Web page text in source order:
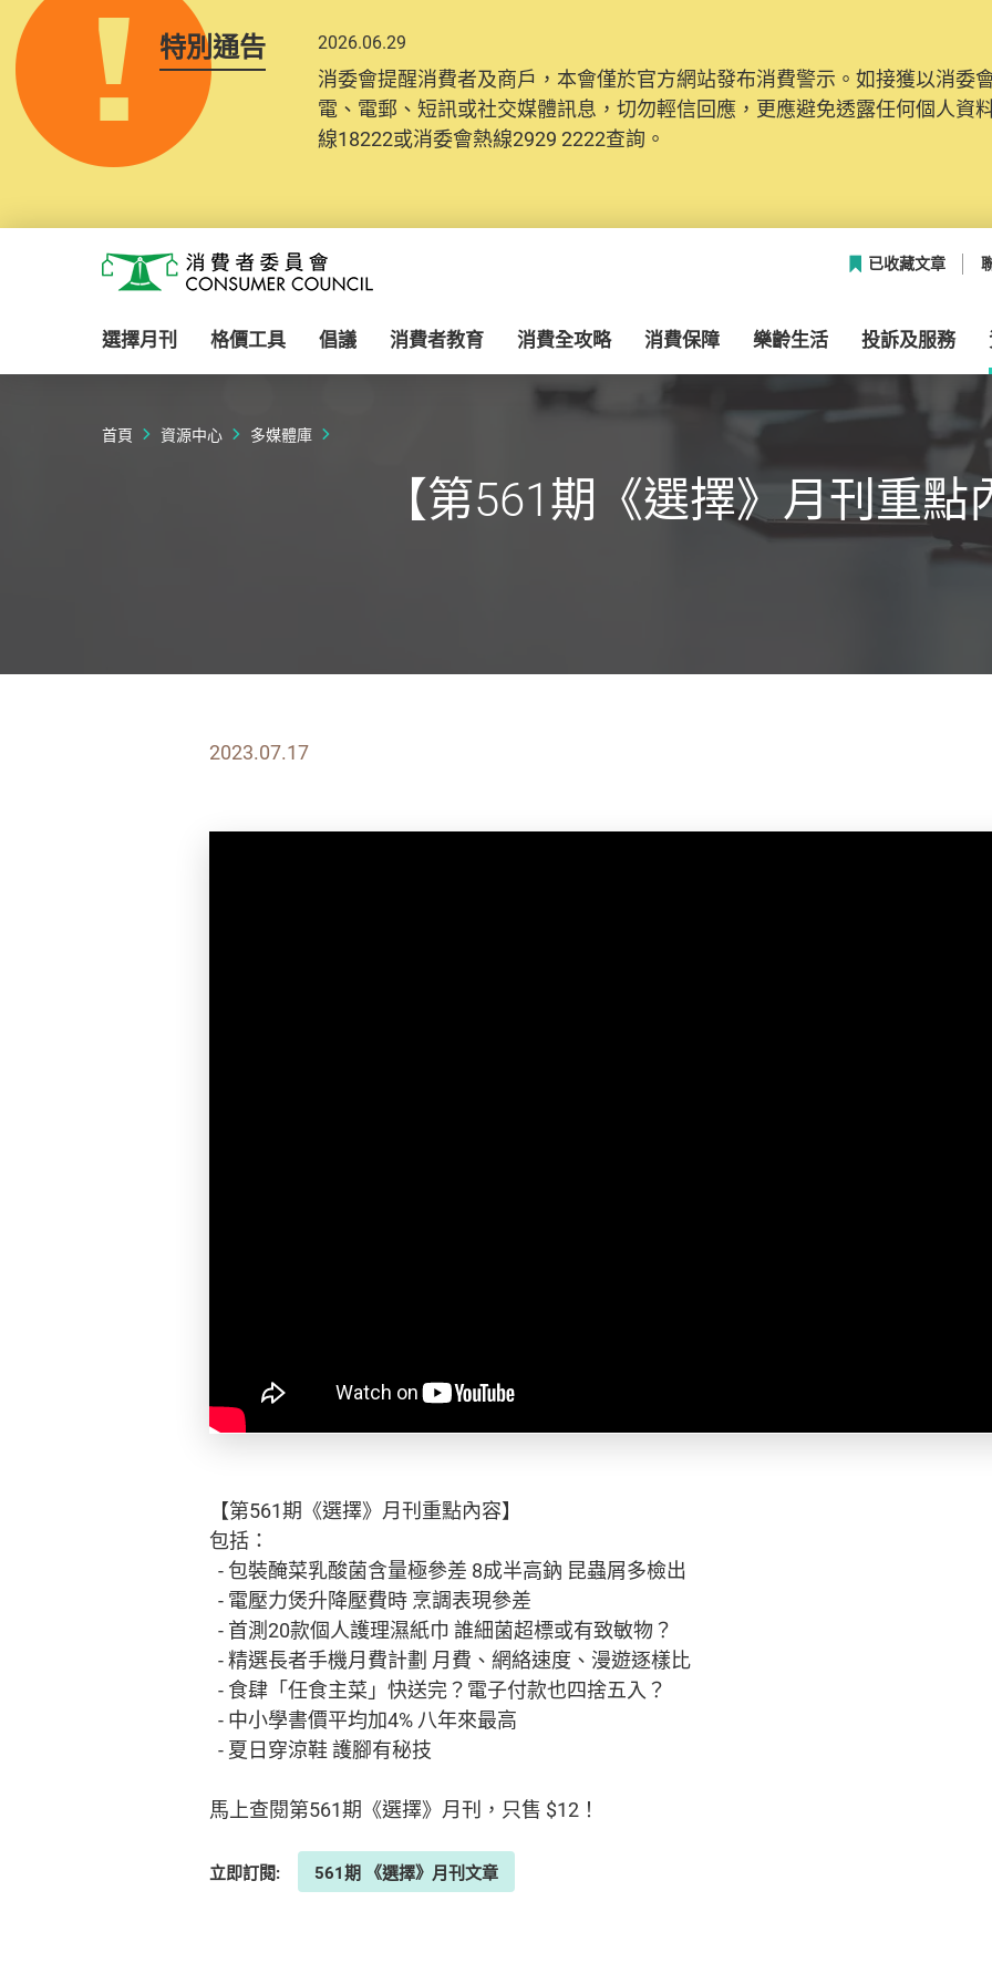
特別通告 2026.06.29
消委會提醒消費者及商戶，本會僅於官方網站發布消費警示。如接獲以消委
電、電郵、短訊或社交媒體訊息，切勿輕信回應，更應避免透露任何個人資
線18222或消委會熱線2929 2222查詢。
消費者委員會
已收藏文章
選擇月刊 格價工具 倡議 消費者教育 消費全攻略 消費保障 樂齡生活 投訴及服務
首頁 資源中心 多媒體庫
【第561期《選擇》月刊重點
2023.07.17
【第561期《選擇》月刊重點內容】
包括：
- 包裝醃菜乳酸菌含量極參差 8成半高鈉 昆蟲屑多檢出
- 電壓力煲升降壓費時 烹調表現參差
- 首測20款個人護理濕紙巾 誰細菌超標或有致敏物？
- 精選長者手機月費計劃 月費、網絡速度、漫遊逐樣比
- 食肆「任食主菜」快送完？電子付款也四捨五入？
- 中小學書價平均加4% 八年來最高
- 夏日穿涼鞋 護腳有秘技
馬上查閱第561期《選擇》月刊，只售 $12！
立即訂閱: 561期 《選擇》月刊文章